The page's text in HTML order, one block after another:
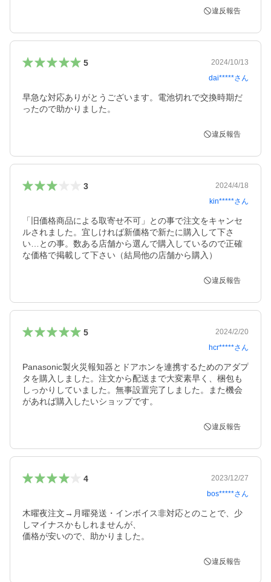
違反報告
5
2024/10/13
dai*****さん
早急な対応ありがとうございます。電池切れで交換時期だ
ったので助かりました。
違反報告
3
2024/4/18
kin*****さん
「旧価格商品による取寄せ不可」との事で注文をキャンセ
ルされました。宜しければ新価格で新たに購入して下さ
い…との事。数ある店舗から選んで購入しているので正確
な価格で掲載して下さい（結局他の店舗から購入）
違反報告
5
2024/2/20
hcr*****さん
Panasonic製火災報知器とドアホンを連携するためのアダプ
タを購入しました。注文から配送まで大変素早く、梱包も
しっかりしていました。無事設置完了しました。また機会
があれば購入したいショップです。
違反報告
4
2023/12/27
bos*****さん
木曜夜注文→月曜発送・インボイス非対応とのことで、少
しマイナスかもしれませんが、
価格が安いので、助かりました。
違反報告